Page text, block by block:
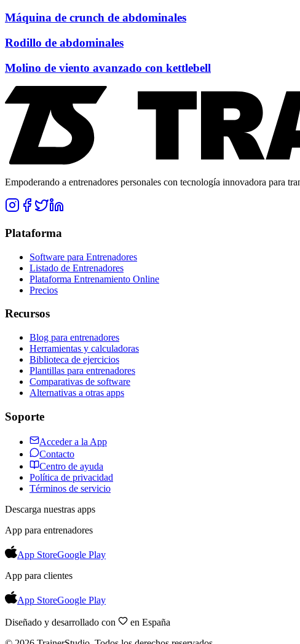
Máquina de crunch de abdominales
Rodillo de abdominales
Molino de viento avanzado con kettlebell
Empoderando a entrenadores personales con tecnología innovadora para
Plataforma
Software para Entrenadores
Listado de Entrenadores
Plataforma Entrenamiento Online
Precios
Recursos
Blog para entrenadores
Herramientas y calculadoras
Biblioteca de ejercicios
Plantillas para entrenadores
Comparativas de software
Alternativas a otras apps
Soporte
Acceder a la App
Contacto
Centro de ayuda
Política de privacidad
Términos de servicio
Descarga nuestras apps
App para entrenadores
App StoreGoogle Play
App para clientes
App StoreGoogle Play
Diseñado y desarrollado con
en España